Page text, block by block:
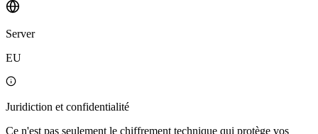
Server
EU
Juridiction et confidentialité
Ce n'est pas seulement le chiffrement technique qui protège vos